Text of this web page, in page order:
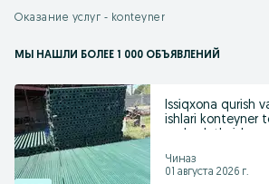
Оказание услуг - konteyner
МЫ НАШЛИ БОЛЕЕ 1 000 ОБЪЯВЛЕНИЙ
Issiqxona qurish
ishlari konteyner
Чиназ
01 августа 2026 г.